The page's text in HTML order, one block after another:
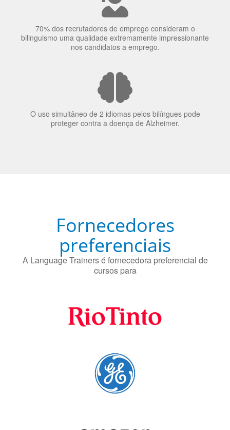
70% dos recrutadores de emprego consideram o
bilinguismo uma qualidade extremamente impressionante
nos candidatos a emprego.
O uso simultâneo de 2 idiomas pelos bilíngues pode
proteger contra a doença de Alzheimer.
Fornecedores
preferenciais
A Language Trainers é fornecedora preferencial de
cursos para